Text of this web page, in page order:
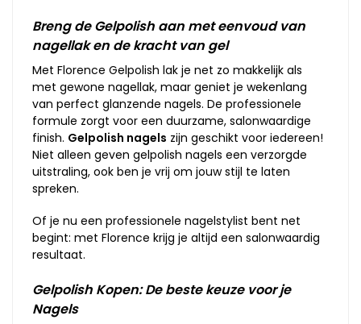
Breng de Gelpolish aan met eenvoud van
nagellak en de kracht van gel
Met Florence Gelpolish lak je net zo makkelijk als
met gewone nagellak, maar geniet je wekenlang
van perfect glanzende nagels. De professionele
formule zorgt voor een duurzame, salonwaardige
finish. Gelpolish nagels zijn geschikt voor iedereen!
Niet alleen geven gelpolish nagels een verzorgde
uitstraling, ook ben je vrij om jouw stijl te laten
spreken.
Of je nu een professionele nagelstylist bent net
begint: met Florence krijg je altijd een salonwaardig
resultaat.
Gelpolish Kopen: De beste keuze voor je
Nagels